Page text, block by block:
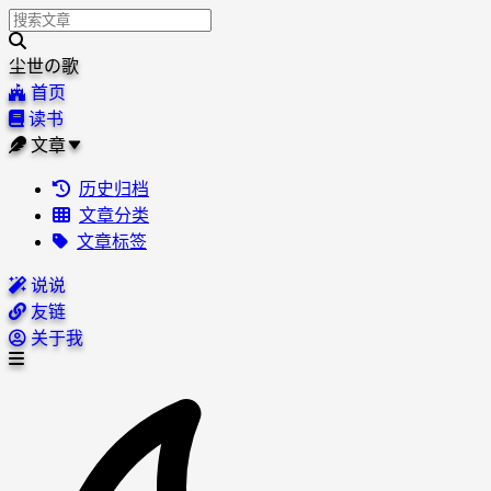
尘世の歌
首页
读书
文章
历史归档
文章分类
文章标签
说说
友链
关于我